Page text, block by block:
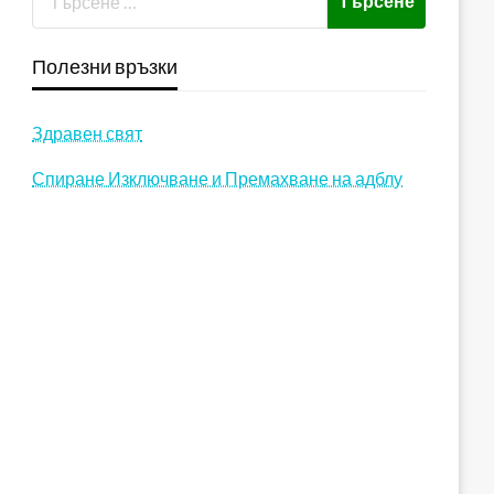
Полезни връзки
Здравен свят
Спиране Изключване и Премахване на адблу